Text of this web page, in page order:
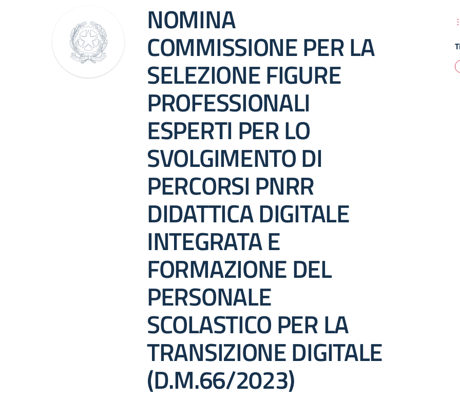
NOMINA
COMMISSIONE PER LA
SELEZIONE FIGURE
PROFESSIONALI
ESPERTI PER LO
SVOLGIMENTO DI
PERCORSI PNRR
DIDATTICA DIGITALE
INTEGRATA E
FORMAZIONE DEL
PERSONALE
SCOLASTICO PER LA
TRANSIZIONE DIGITALE
(D.M.66/2023)